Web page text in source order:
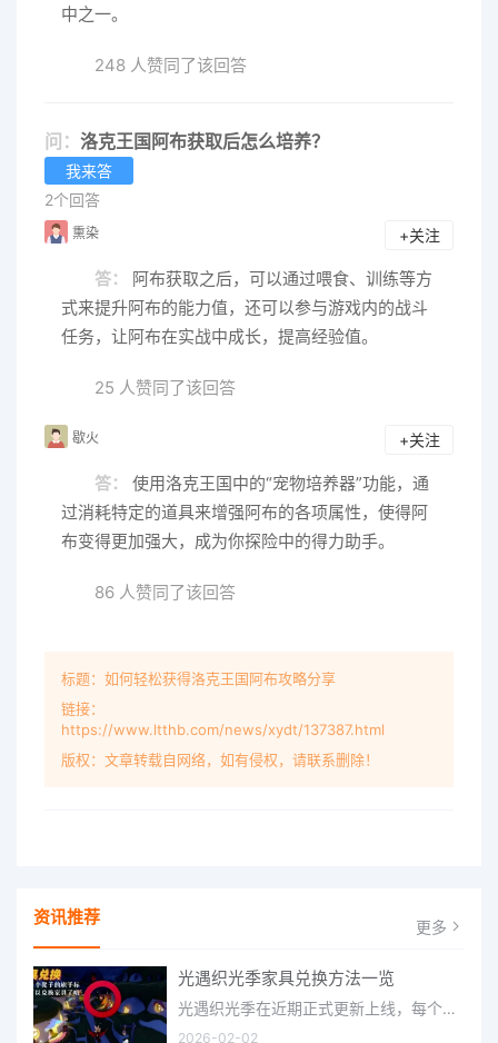
中之一。
248 人赞同了该回答
问： 洛克王国阿布获取后怎么培养？
我来答
2个回答
熏染 +关注
答：
阿布获取之后，可以通过喂食、训练等方
式来提升阿布的能力值，还可以参与游戏内的战斗
任务，让阿布在实战中成长，提高经验值。
25 人赞同了该回答
歇火 +关注
答：
使用洛克王国中的“宠物培养器”功能，通
过消耗特定的道具来增强阿布的各项属性，使得阿
布变得更加强大，成为你探险中的得力助手。
86 人赞同了该回答
标题：如何轻松获得洛克王国阿布攻略分享
链接：
https://www.ltthb.com/news/xydt/137387.html
版权：文章转载自网络，如有侵权，请联系删除！
资讯推荐 更多
光遇织光季家具兑换方法一览
光遇织光季在近期正式更新上线，每个季节都有着许多全新内容和资讯可以让你来体验，不少刚体验的小伙伴想要知道
2026-02-02